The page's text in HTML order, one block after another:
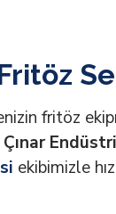
fritöz
Çınar
ekibimizle